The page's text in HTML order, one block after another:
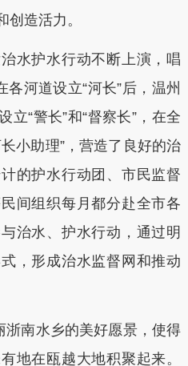
造活力。
护水行动不断上演，唱
各河道设立“河长”后，温州
立“警长”和“督察长”，在全
小助理”，营造了良好的治
的护水行动团、市民监督
间组织每月都分赴全市各
治水、护水行动，通过明
，形成治水监督网和推动
南水乡的美好愿景，使得
地在瓯越大地积聚起来。